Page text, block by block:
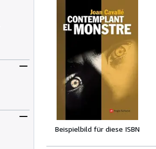
Beispielbild für diese ISBN